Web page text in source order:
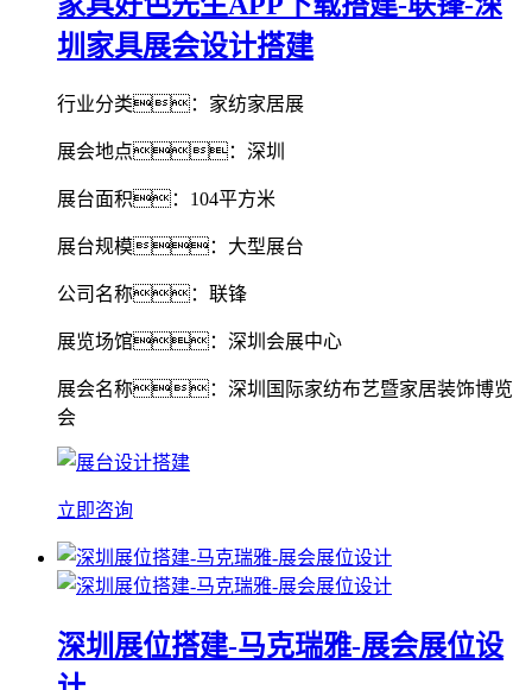
圳家具展会设计搭建
行业分类：家纺家居展
展会地点：深圳
展台面积：104平方米
展台规模：大型展台
公司名称：联锋
展览场馆：深圳会展中心
展会名称：深圳国际家纺布艺暨家居装饰博览
会
立即咨询
深圳展位搭建-马克瑞雅-展会展位设